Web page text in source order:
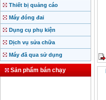
Thiết bị quảng cáo
Máy đóng đai
Dụng cụ phụ kiện
Dịch vụ sửa chữa
Máy đã qua sử dụng
Sản phẩm bán chạy